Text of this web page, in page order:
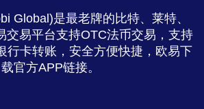
Global)是最老牌的比特、莱特、
交易平台支持OTC法币交易，支持
行卡转账，安全方便快捷，欧易下
载官方APP链接。